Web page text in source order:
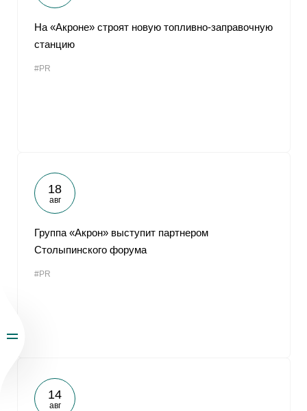
На «Акроне» строят новую топливно-заправочную
станцию
#PR
18
авг
Группа «Акрон» выступит партнером
Столыпинского форума
#PR
14
авг